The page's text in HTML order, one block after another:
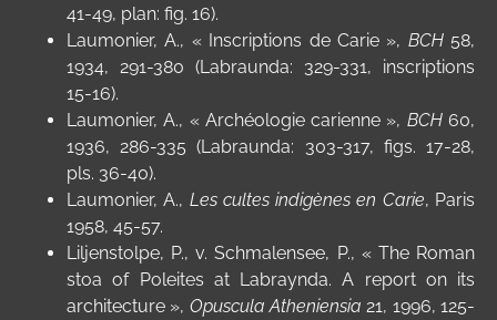
41-49, plan: fig. 16).
Laumonier, A., « Inscriptions de Carie », BCH 58,
1934, 291-380 (Labraunda: 329-331, inscriptions
15-16).
Laumonier, A., « Archéologie carienne », BCH 60,
1936, 286-335 (Labraunda: 303-317, figs. 17-28,
pls. 36-40).
Laumonier, A., Les cultes indigènes en Carie, Paris
1958, 45-57.
Liljenstolpe, P., v. Schmalensee, P., « The Roman
stoa of Poleites at Labraynda. A report on its
architecture », Opuscula Atheniensia 21, 1996, 125-